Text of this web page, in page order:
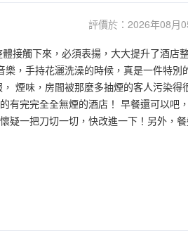
評價於：2026年08月
接觸下來，必須表揚，大大提升了酒店
，手持花灑洗澡的時候，真是一件特別
煙味，房間被那麼多抽煙的客人污染得
有完完全全無煙的酒店！ 早餐還可以吧
疑一把刀切一切，快改進一下！另外，